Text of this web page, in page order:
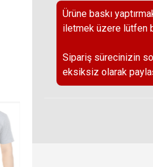
Ürüne baskı
iletmek üzere lütfen
Sipariş sürecinizin
eksiksiz olarak